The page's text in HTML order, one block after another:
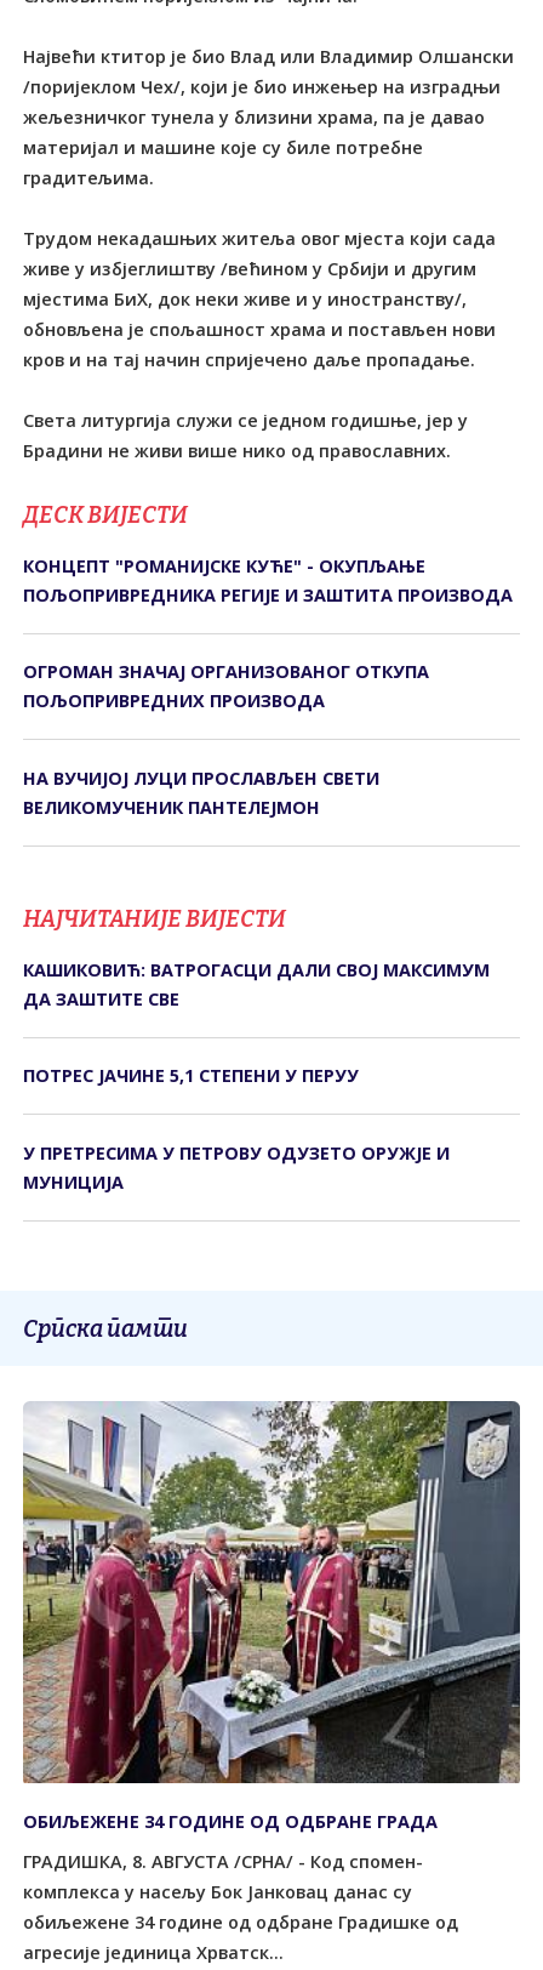
Највећи ктитор је био Влад или Владимир Олшански
/поријеклом Чех/, који је био инжењер на изградњи
жељезничког тунела у близини храма, па је давао
материјал и машине које су биле потребне
градитељима.
Трудом некадашњих житеља овог мјеста који сада
живе у избјеглиштву /већином у Србији и другим
мјестима БиХ, док неки живе и у иностранству/,
обновљена је спољашност храма и постављен нови
кров и на тај начин спријечено даље пропадање.
Света литургија служи се једном годишње, јер у
Брадини не живи више нико од православних.
ДЕСК ВИЈЕСТИ
КОНЦЕПТ "РОМАНИЈСКЕ КУЋЕ" - ОКУПЉАЊЕ
ПОЉОПРИВРЕДНИКА РЕГИЈЕ И ЗАШТИТА ПРОИЗВОДА
ОГРОМАН ЗНАЧАЈ ОРГАНИЗОВАНОГ ОТКУПА
ПОЉОПРИВРЕДНИХ ПРОИЗВОДА
НА ВУЧИЈОЈ ЛУЦИ ПРОСЛАВЉЕН СВЕТИ
ВЕЛИКОМУЧЕНИК ПАНТЕЛЕЈМОН
НАЈЧИТАНИЈЕ ВИЈЕСТИ
КАШИКОВИЋ: ВАТРОГАСЦИ ДАЛИ СВОЈ МАКСИМУМ
ДА ЗАШТИТЕ СВЕ
ПОТРЕС ЈАЧИНЕ 5,1 СТЕПЕНИ У ПЕРУУ
У ПРЕТРЕСИМА У ПЕТРОВУ ОДУЗЕТО ОРУЖЈЕ И
МУНИЦИЈА
Српска памти
ОБИЉЕЖЕНЕ 34 ГОДИНЕ ОД ОДБРАНЕ ГРАДА
ГРАДИШКА, 8. АВГУСТА /СРНА/ - Код спомен-
комплекса у насељу Бок Јанковац данас су
обиљежене 34 године од одбране Градишке од
агресије јединица Хрватск...